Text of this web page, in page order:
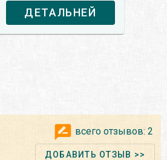
ДЕТАЛЬНЕЙ
всего отзывов: 2
ДОБАВИТЬ ОТЗЫВ >>